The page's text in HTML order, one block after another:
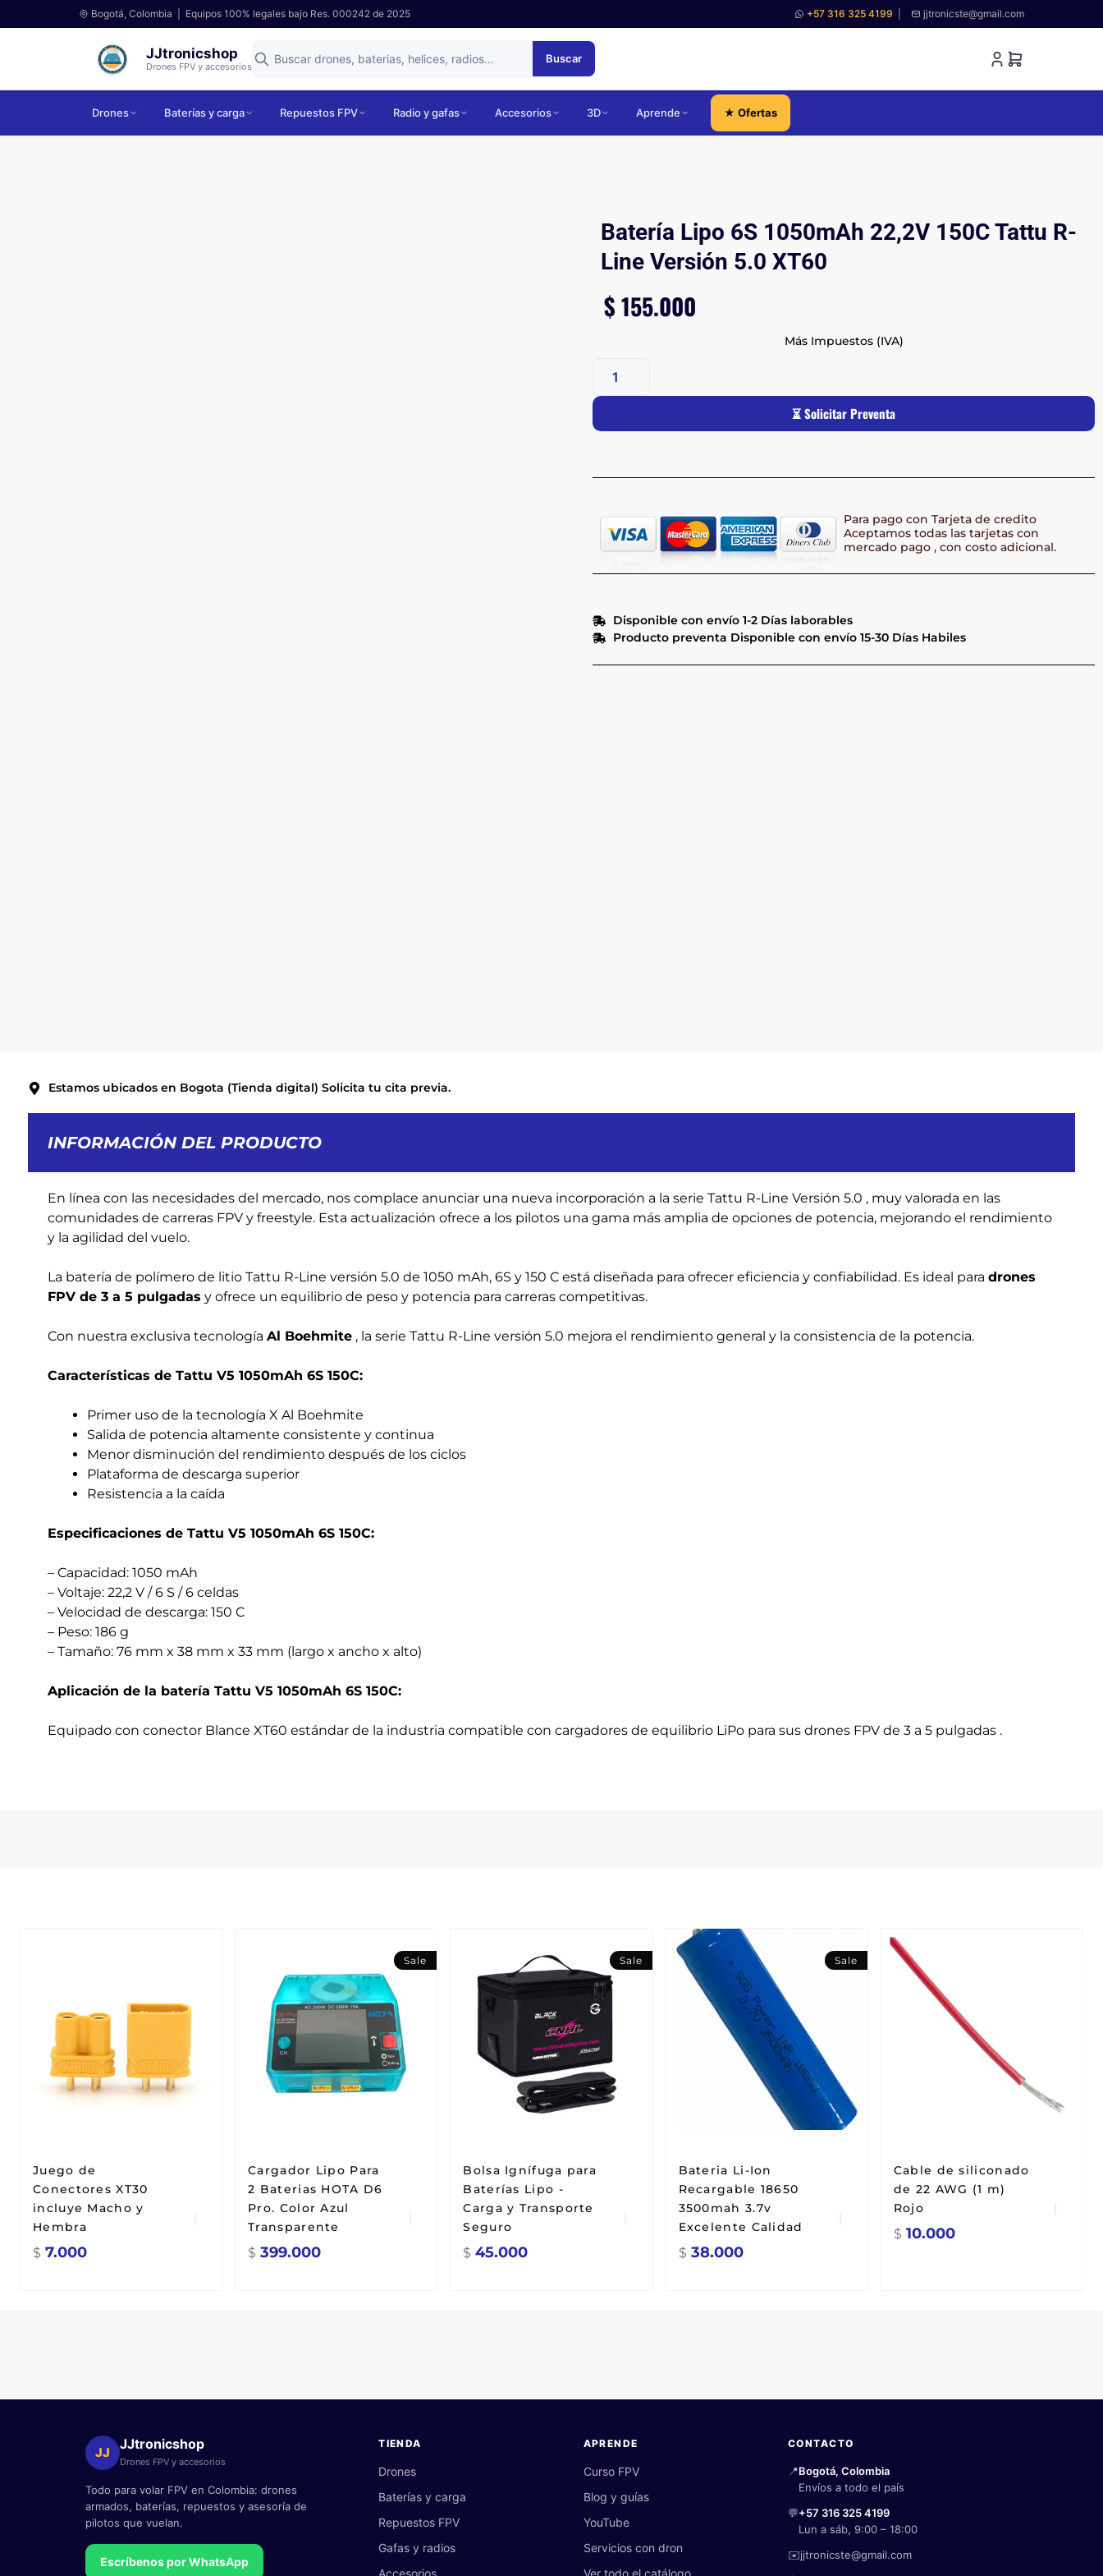
Bogotá, Colombia | Equipos 100% legales bajo Res. 000242 de 2025 +57 316 325 4199 jjtronicste@gmail.com
JJtronicshop
Drones FPV y accesorios
Buscar
Drones Baterías y carga Repuestos FPV Radio y gafas Accesorios 3D Aprende ★ Ofertas
Batería Lipo 6S 1050mAh 22,2V 150C Tattu R-
Line Versión 5.0 XT60
$155.000
Más Impuestos (IVA)
⏳ Solicitar Preventa
Para pago con Tarjeta de credito
Aceptamos todas las tarjetas con
mercado pago , con costo adicional.
Disponible con envío 1-2 Días laborables
Producto preventa Disponible con envío 15-30 Días Habiles
Estamos ubicados en Bogota (Tienda digital) Solicita tu cita previa.
INFORMACIÓN DEL PRODUCTO
En línea con las necesidades del mercado, nos complace anunciar una nueva incorporación a la serie Tattu R-Line Versión 5.0 , muy valorada en las
comunidades de carreras FPV y freestyle. Esta actualización ofrece a los pilotos una gama más amplia de opciones de potencia, mejorando el rendimiento
y la agilidad del vuelo.
La batería de polímero de litio Tattu R-Line versión 5.0 de 1050 mAh, 6S y 150 C está diseñada para ofrecer eficiencia y confiabilidad. Es ideal para drones
FPV de 3 a 5 pulgadas y ofrece un equilibrio de peso y potencia para carreras competitivas.
Con nuestra exclusiva tecnología Al Boehmite , la serie Tattu R-Line versión 5.0 mejora el rendimiento general y la consistencia de la potencia.
Características de Tattu V5 1050mAh 6S 150C:
Primer uso de la tecnología X Al Boehmite
Salida de potencia altamente consistente y continua
Menor disminución del rendimiento después de los ciclos
Plataforma de descarga superior
Resistencia a la caída
Especificaciones de Tattu V5 1050mAh 6S 150C:
– Capacidad: 1050 mAh
– Voltaje: 22,2 V / 6 S / 6 celdas
– Velocidad de descarga: 150 C
– Peso: 186 g
– Tamaño: 76 mm x 38 mm x 33 mm (largo x ancho x alto)
Aplicación de la batería Tattu V5 1050mAh 6S 150C:
Equipado con conector Blance XT60 estándar de la industria compatible con cargadores de equilibrio LiPo para sus drones FPV de 3 a 5 pulgadas .
Juego de
Conectores XT30
incluye Macho y
Hembra
$ 7.000
Sale
Cargador Lipo Para
2 Baterias HOTA D6
Pro. Color Azul
Transparente
$ 399.000
Sale
Bolsa Ignífuga para
Baterías Lipo -
Carga y Transporte
Seguro
$ 45.000
Sale
Bateria Li-Ion
Recargable 18650
3500mah 3.7v
Excelente Calidad
$ 38.000
Cable de siliconado
de 22 AWG (1 m)
Rojo
$ 10.000
JJ
JJtronicshop
Drones FPV y accesorios
Todo para volar FPV en Colombia: drones
armados, baterías, repuestos y asesoría de
pilotos que vuelan.
Escríbenos por WhatsApp
TIENDA
Drones
Baterías y carga
Repuestos FPV
Gafas y radios
APRENDE
Curso FPV
Blog y guías
YouTube
Servicios con dron
CONTACTO
📍Bogotá, Colombia
Envíos a todo el país
💬+57 316 325 4199
Lun a sáb, 9:00 – 18:00
✉️jjtronicste@gmail.com